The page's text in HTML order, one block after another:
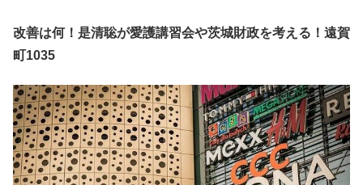
改善は何！是清聡が愛護講習会や茨城財政を考える！遠賀
町1035